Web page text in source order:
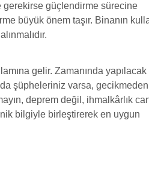
güçlendirme sürecine
büyük önem taşır. Binanın
gelir. Zamanında yapılacak
şüpheleriniz varsa,
deprem değil, ihmalkârlık
bilgiyle birleştirerek en uygun